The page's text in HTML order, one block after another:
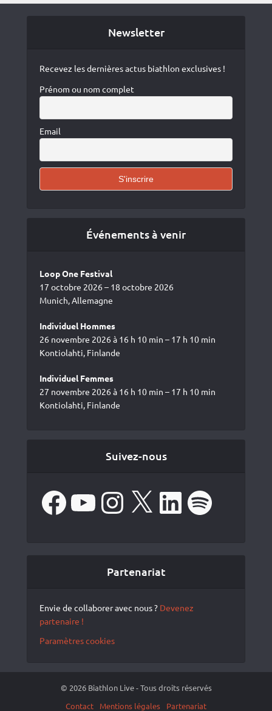
Newsletter
Recevez les dernières actus biathlon exclusives !
Prénom ou nom complet
Email
Événements à venir
Loop One Festival
17 octobre 2026 – 18 octobre 2026
Munich, Allemagne
Individuel Hommes
26 novembre 2026 à 16 h 10 min – 17 h 10 min
Kontiolahti, Finlande
Individuel Femmes
27 novembre 2026 à 16 h 10 min – 17 h 10 min
Kontiolahti, Finlande
Suivez-nous
FacebookYouTube Instagram LinkedIn Spotify
Partenariat
Envie de collaborer avec nous ? Devenez
partenaire !
Paramètres cookies
© 2026 Biathlon Live - Tous droits réservés
Contact
Mentions légales Partenariat